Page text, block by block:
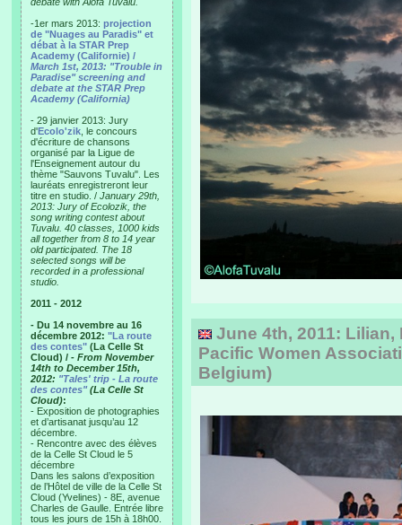
-1er mars 2013: projection
de "Nuages au Paradis" et
débat à la STAR Prep
Academy (Californie) /
March 1st, 2013: "Trouble in
Paradise" screening and
debate at the STAR Prep
Academy (California)
- 29 janvier 2013: Jury
d'Ecolo'zik , le concours
d'écriture de chansons
organisé par la Ligue de
l'Enseignement autour du
thème "Sauvons Tuvalu". Les
lauréats enregistreront leur
titre en studio. / January 29th,
2013: Jury of Ecolozik, the
song writing contest about
Tuvalu. 40 classes, 1000 kids
all together from 8 to 14 year
old participated. The 18
selected songs will be
recorded in a professional
studio.
2011 - 2012
- Du 14 novembre au 16
décembre 2012: "La route
des contes" (La Celle St
Cloud) / - From November
14th to December 15th,
2012: "Tales' trip - La route
des contes"(La Celle St
Cloud):
- Exposition de photographies
et d’artisanat jusqu’au 12
décembre.
- Rencontre avec des élèves
de la Celle St Cloud le 5
décembre
Dans les salons d’exposition
de l’Hôtel de ville de la Celle St
Cloud (Yvelines) - 8E, avenue
Charles de Gaulle. Entrée libre
tous les jours de 15h à 18h00.
June 4th, 2011: Lilian,
Pacific Women
Belgium)